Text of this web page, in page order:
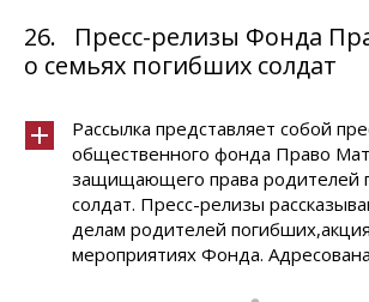
26.
Пресс-релизы Фонда
о семьях погибших солдат
Рассылка представляет собой
общественного фонда Право
защищающего права родителей
солдат. Пресс-релизы
делам родителей
мероприятиях Фонда.